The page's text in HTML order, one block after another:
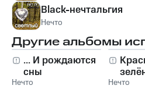
Black-нечтальгия
Нечто
Другие альбомы
... И рождаются
сны
Нечто Нечто